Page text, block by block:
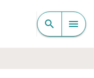
CONTENU
search menu